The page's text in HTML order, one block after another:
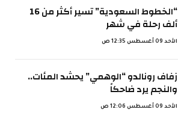
“الخطوط السعودية” تسير أكثر من 16
ألف رحلة في شهر
الأحد 09 أغسطس 12:35 ص
زفاف رونالدو “الوهمي” يحشد المئات..
والنجم يرد ضاحكاً
الأحد 09 أغسطس 12:06 ص